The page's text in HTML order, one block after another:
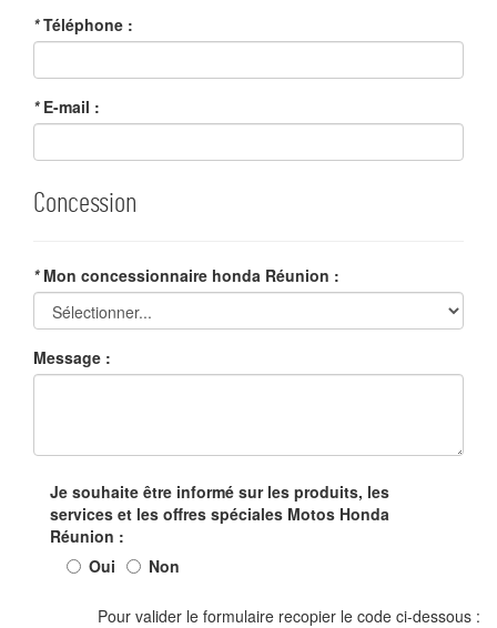
* Téléphone :
* E-mail :
Concession
* Mon concessionnaire honda Réunion :
Message :
Je souhaite être informé sur les produits, les
services et les offres spéciales Motos Honda
Réunion :
Oui
Non
Pour valider le formulaire recopier le code ci-dessous :